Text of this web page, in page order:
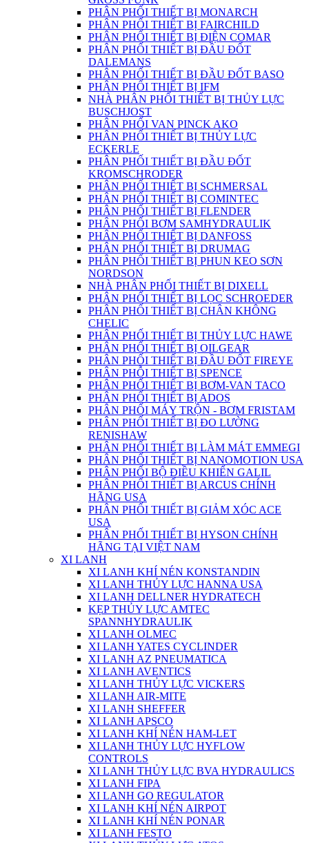
PHÂN PHỐI THIẾT BỊ MONARCH
PHÂN PHỐI THIẾT BỊ FAIRCHILD
PHÂN PHỐI THIẾT BỊ ĐIỆN COMAR
PHÂN PHỐI THIẾT BỊ ĐẦU ĐỐT
DALEMANS
PHÂN PHỐI THIẾT BỊ ĐẦU ĐỐT BASO
PHÂN PHỐI THIẾT BỊ IFM
NHÀ PHÂN PHỐI THIẾT BỊ THỦY LỰC
BUSCHJOST
PHÂN PHỐI VAN PINCK AKO
PHÂN PHỐI THIẾT BỊ THỦY LỰC
ECKERLE
PHÂN PHỐI THIẾT BỊ ĐẦU ĐỐT
KROMSCHRODER
PHÂN PHỐI THIẾT BỊ SCHMERSAL
PHÂN PHỐI THIẾT BỊ COMINTEC
PHÂN PHỐI THIẾT BỊ FLENDER
PHÂN PHỐI BƠM SAMHYDRAULIK
PHÂN PHỐI THIẾT BỊ DANFOSS
PHÂN PHỐI THIẾT BỊ DRUMAG
PHÂN PHỐI THIẾT BỊ PHUN KEO SƠN
NORDSON
NHÀ PHÂN PHỐI THIẾT BỊ DIXELL
PHÂN PHỐI THIẾT BỊ LỌC SCHROEDER
PHÂN PHỐI THIẾT BỊ CHÂN KHÔNG
CHELIC
PHÂN PHỐI THIẾT BỊ THỦY LỰC HAWE
PHÂN PHỐI THIẾT BỊ OILGEAR
PHÂN PHỐI THIẾT BỊ ĐẦU ĐỐT FIREYE
PHÂN PHỖI THIẾT BỊ SPENCE
PHÂN PHỐI THIẾT BỊ BƠM-VAN TACO
PHÂN PHỐI THIẾT BỊ ADOS
PHÂN PHỐI MÁY TRỘN - BƠM FRISTAM
PHÂN PHỐI THIẾT BỊ ĐO LƯỜNG
RENISHAW
PHÂN PHỐI THIẾT BỊ LÀM MÁT EMMEGI
PHÂN PHỐI THIẾT BỊ NANOMOTION USA
PHÂN PHỐI BỘ ĐIỀU KHIỂN GALIL
PHÂN PHỐI THIẾT BỊ ARCUS CHÍNH
HÃNG USA
PHÂN PHỐI THIẾT BỊ GIẢM XÓC ACE
USA
PHÂN PHỐI THIẾT BỊ HYSON CHÍNH
HÃNG TẠI VIỆT NAM
XI LANH
XI LANH KHÍ NÉN KONSTANDIN
XI LANH THỦY LỰC HANNA USA
XI LANH DELLNER HYDRATECH
KẸP THỦY LỰC AMTEC
SPANNHYDRAULIK
XI LANH OLMEC
XI LANH YATES CYCLINDER
XI LANH AZ PNEUMATICA
XI LANH AVENTICS
XI LANH THỦY LỰC VICKERS
XI LANH AIR-MITE
XI LANH SHEFFER
XI LANH APSCO
XI LANH KHÍ NÉN HAM-LET
XI LANH THỦY LỰC HYFLOW
CONTROLS
XI LANH THỦY LỰC BVA HYDRAULICS
XI LANH FIPA
XI LANH GO REGULATOR
XI LANH KHÍ NÉN AIRPOT
XI LANH KHÍ NÉN PONAR
XI LANH FESTO